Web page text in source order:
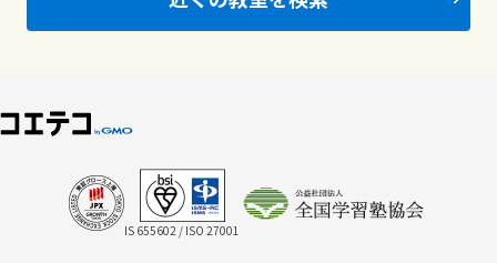
IS 655602 / ISO 27001